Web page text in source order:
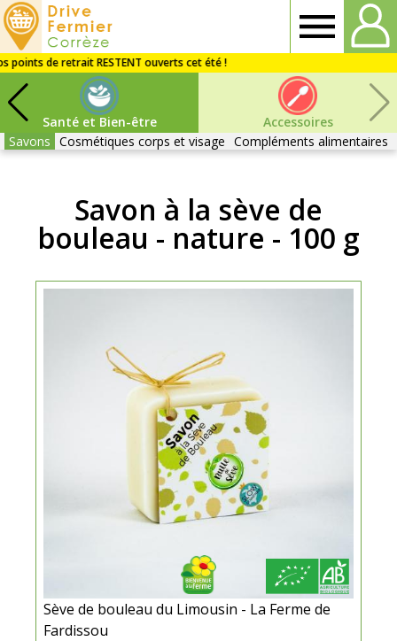
Corrèze
Santé et Bien-être
Accessoires
Savons Cosmétiques corps et visage Compléments alimentaires
Savon à la sève de
bouleau - nature - 100 g
Sève de bouleau du Limousin - La Ferme de
Fardissou